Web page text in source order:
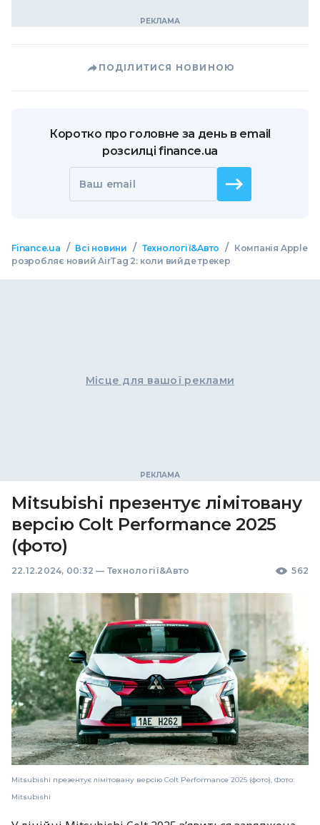
ПОДІЛИТИСЯ НОВИНОЮ
Коротко про головне за день в email
розсилці finance.ua
Ваш email
Finance.ua / Всі новини / Технології&Авто /
Компанія Apple
розробляє новий AirTag 2: коли вийде трекер
Місце для вашої реклами
Mitsubishi презентує лімітовану
версію Colt Performance 2025
(фото)
22.12.2024, 00:32 — Технології&Авто 562
Mitsubishi презентує лімітовану версію Colt Performance 2025 (фото), Фото:
Mitsubishi